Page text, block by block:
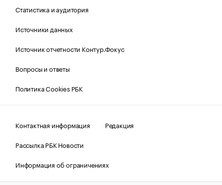
Статистика и аудитория
Источники данных
Источник отчетности Контур.Фокус
Вопросы и ответы
Политика Cookies РБК
Контактная информация
Редакция
Рассылка РБК Новости
Информация об ограничениях